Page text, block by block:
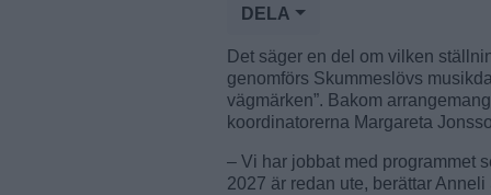
DELA
Det säger en del om vilken
genomförs Skummeslövs
vägmärken”. Bakom
koordinatorerna Margareta
– Vi har jobbat med programmet
2027 är redan ute, berättar Anneli